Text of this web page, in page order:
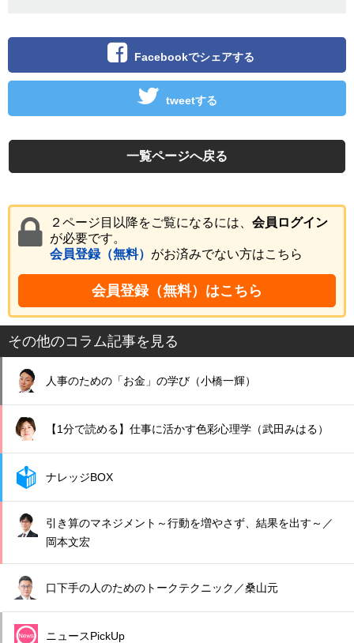
Facebookでシェアする
tweetする
一覧ページへ戻る
２ページ目以降をご覧になるには、 会員ログイン
が必要です。
会員登録（無料） がお済みでない方はこちら
会員登録（無料）はこちら
その他のコラム記事を見る
人事のための「お金」の学び（小橋一輝）
【1分で読める】仕事に活かす色彩心理学（武田みはる）
ナレッジBOX
引き算のマネジメント～行動を増やさず、結果を出す～／
岡本文宏
口下手の人のためのトークテクニック／桑山元
ニュースPickUp